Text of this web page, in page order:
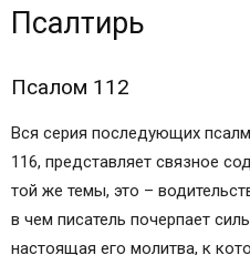
Псалтирь
Псалом 112
Вся серия последующих
116, представляет связное
той же темы, это –
в чем писатель почерпает
настоящая его молитва, к